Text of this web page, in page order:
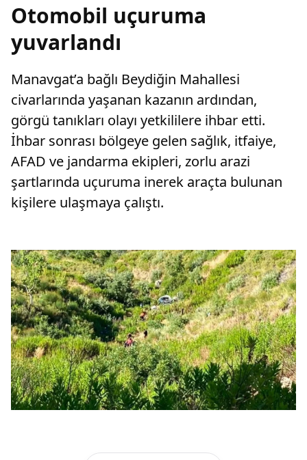
Otomobil uçuruma
yuvarlandı
Manavgat’a bağlı Beydiğin Mahallesi
civarlarında yaşanan kazanın ardından,
görgü tanıkları olayı yetkililere ihbar etti.
İhbar sonrası bölgeye gelen sağlık, itfaiye,
AFAD ve jandarma ekipleri, zorlu arazi
şartlarında uçuruma inerek araçta bulunan
kişilere ulaşmaya çalıştı.